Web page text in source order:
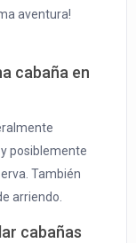
aventura!
cabaña en
posiblemente
También
arriendo.
cabañas